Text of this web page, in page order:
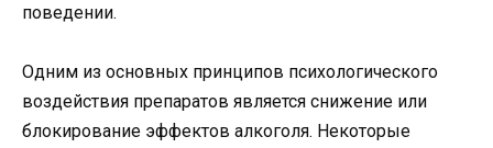
поведении.
Одним из основных принципов психологического
воздействия препаратов является снижение или
блокирование эффектов алкоголя. Некоторые